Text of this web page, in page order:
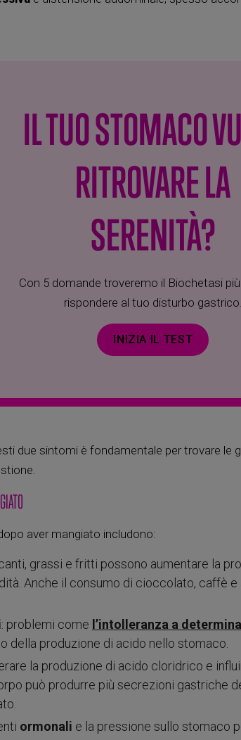
IL TUO STOMACO
RITROVARE LA
SERENITÀ?
Con 5 domande troveremo il Biochetasi
rispondere al tuo disturbo gastrico.
INIZIA IL TEST
due sintomi è fondamentale per trovare le
aver mangiato includono:
grassi e fritti possono aumentare la
Anche il consumo di cioccolato, caffè
: problemi come l’intolleranza a
della produzione di acido nello stomaco.
la produzione di acido cloridrico e
può produrre più secrezioni gastriche
ormonali e la pressione sullo stomaco